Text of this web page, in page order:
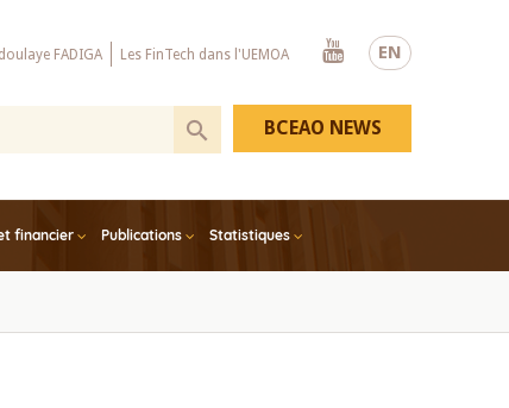
EN
FADIGA Les FinTech dans l'UEMOA
Youtube
financier Publications Statistiques
BCEAO NEWS